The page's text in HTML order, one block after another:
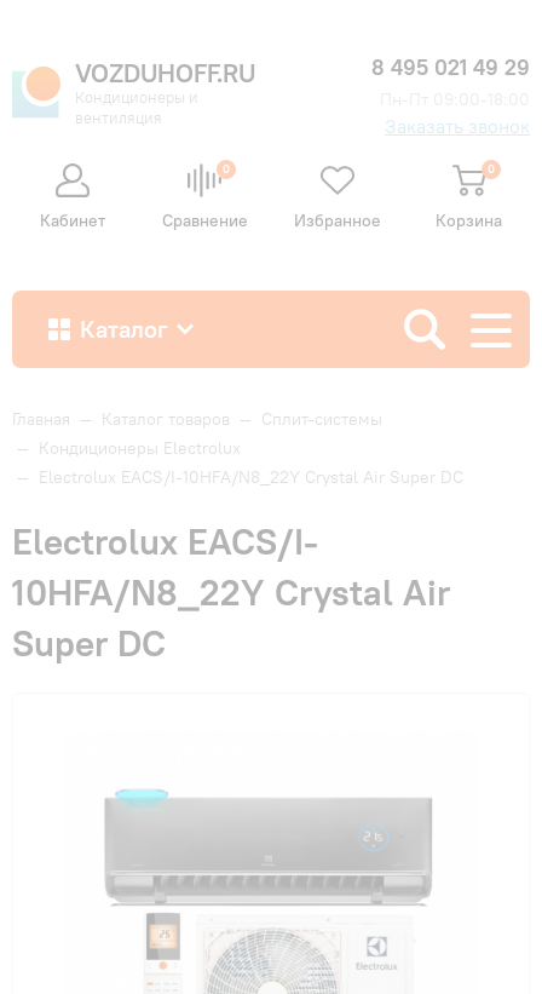
VOZDUHOFF.RU
Кондиционеры и
вентиляция
8 495 021 49 29
Заказать звонок
Кабинет
0
Сравнение Избранное
0
Корзина
Каталог
Как купить
Доставка и оплата
Гарантия и сервис
Монтаж
Акции
Главная — Каталог товаров — Сплит-системы
— Кондиционеры Electrolux
— Electrolux EACS/I-10HFA/N8_22Y Crystal Air Super DC
Electrolux EACS/I-
10HFA/N8_22Y Crystal Air
Super DC